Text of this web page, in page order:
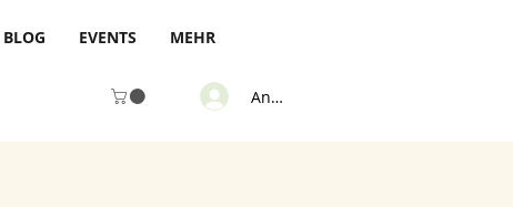
BLOG EVENTS MEHR
Anmelden